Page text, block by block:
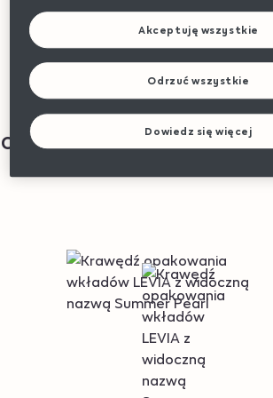
Czas na nowe, aromatyczne
Akceptuję wszystkie
Odrzuć wszystkie
Dowiedz się więcej